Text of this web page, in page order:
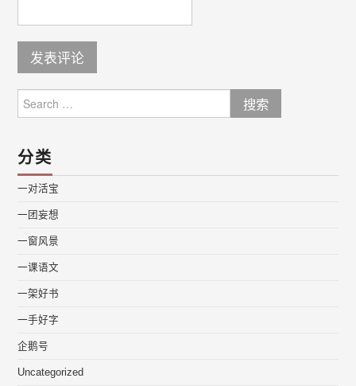
for:
分类
一对活宝
一团妄想
一窗风景
一课语文
一架好书
一手好字
企鹅号
Uncategorized